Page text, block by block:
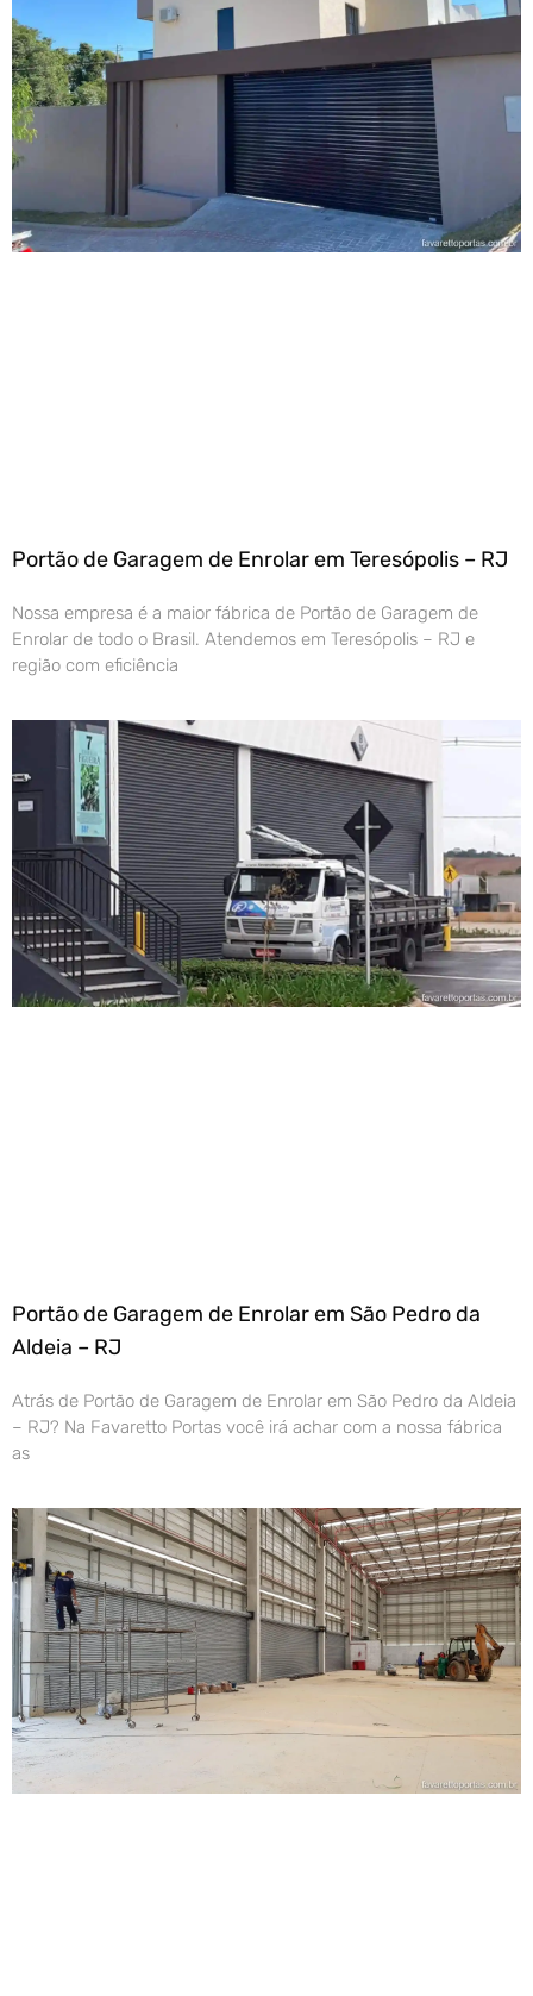
Portão de Garagem de Enrolar em Teresópolis – RJ
Nossa empresa é a maior fábrica de Portão de Garagem de
Enrolar de todo o Brasil. Atendemos em Teresópolis – RJ e
região com eficiência
Portão de Garagem de Enrolar em São Pedro da
Aldeia – RJ
Atrás de Portão de Garagem de Enrolar em São Pedro da Aldeia
– RJ? Na Favaretto Portas você irá achar com a nossa fábrica
as